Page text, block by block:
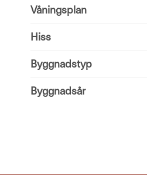
Våningsplan
Hiss
Byggnadstyp
Byggnadsår